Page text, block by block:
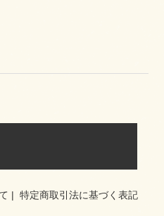
| 特定商取引法に基づく表記